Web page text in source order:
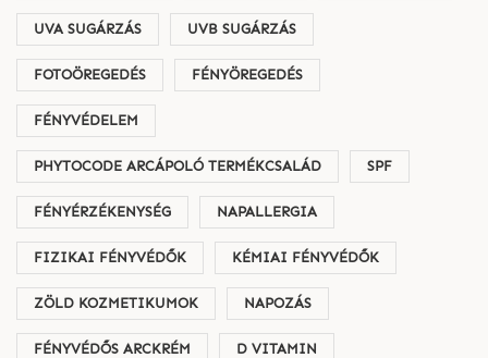
UVA SUGÁRZÁS UVB SUGÁRZÁS
FOTOÖREGEDÉS FÉNYÖREGEDÉS
FÉNYVÉDELEM
PHYTOCODE ARCÁPOLÓ TERMÉKCSALÁD SPF
FÉNYÉRZÉKENYSÉG NAPALLERGIA
FIZIKAI FÉNYVÉDŐK KÉMIAI FÉNYVÉDŐK
ZÖLD KOZMETIKUMOK NAPOZÁS
FÉNYVÉDŐS ARCKRÉM D VITAMIN